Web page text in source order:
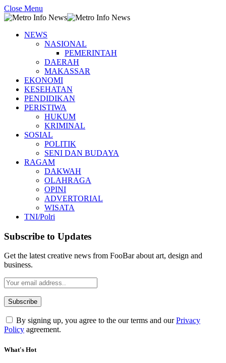
Close Menu
NEWS
NASIONAL
PEMERINTAH
DAERAH
MAKASSAR
EKONOMI
KESEHATAN
PENDIDIKAN
PERISTIWA
HUKUM
KRIMINAL
SOSIAL
POLITIK
SENI DAN BUDAYA
RAGAM
DAKWAH
OLAHRAGA
OPINI
ADVERTORIAL
WISATA
TNI/Polri
Subscribe to Updates
Get the latest creative news from FooBar about art, design and
business.
By signing up, you agree to the our terms and ourPrivacy
Policy agreement.
What's Hot